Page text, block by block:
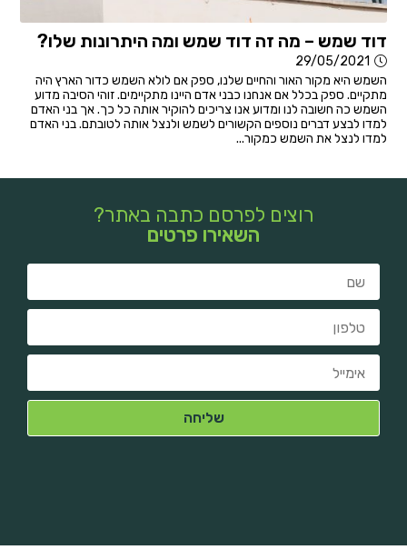
דוד שמש – מה זה דוד שמש ומה היתרונות שלו?
29/05/2021
השמש היא מקור האור והחיים שלנו, ספק אם לולא השמש כדור הארץ היה
מתקיים. ספק בכלל אם אנחנו כבני אדם היינו מתקיימים. זוהי הסיבה מדוע
השמש כה חשובה לנו ומדוע אנו צריכים להוקיר אותה כל כך. אך בני האדם
למדו לבצע דברים נוספים הקשורים לשמש ולנצל אותה לטובתם. בני האדם
למדו לנצל את השמש כמקור...
רוצים לפרסם כתבה באתר?
השאירו פרטים